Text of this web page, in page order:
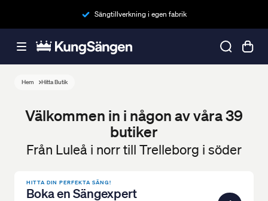
Sängtillverkning i egen fabrik
Hem Hitta Butik
Välkommen in i någon av våra 39
butiker
Från Luleå i norr till Trelleborg i söder
HITTA DIN PERFEKTA SÄNG!
Boka en Sängexpert